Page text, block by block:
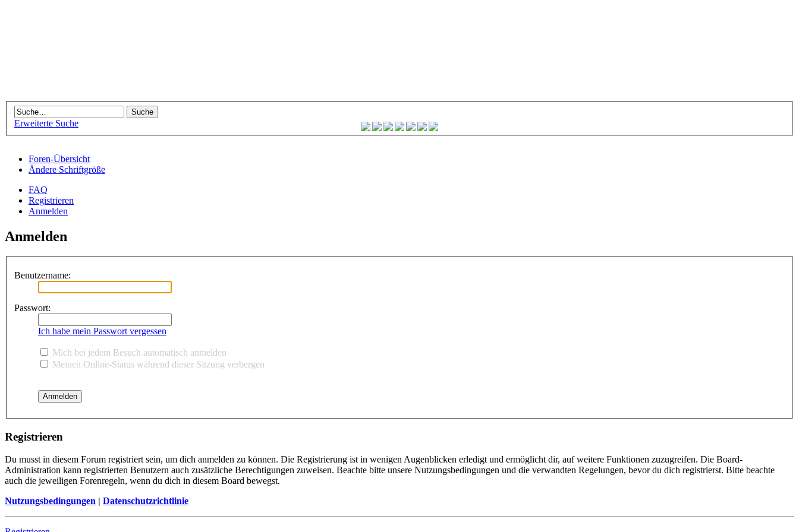
Erweiterte Suche
Foren-Übersicht
Ändere Schriftgröße
FAQ
Registrieren
Anmelden
Anmelden
Benutzername:
Passwort:
Ich habe mein Passwort vergessen
Mich bei jedem Besuch automatisch anmelden
Meinen Online-Status während dieser Sitzung verbergen
Registrieren
Du musst in diesem Forum registriert sein, um dich anmelden zu können. Die Registrierung ist in wenigen Augenblicken erledigt und ermöglicht dir, auf weitere Funktionen zuzugreifen. Die Board-
Administration kann registrierten Benutzern auch zusätzliche Berechtigungen zuweisen. Beachte bitte unsere Nutzungsbedingungen und die verwandten Regelungen, bevor du dich registrierst. Bitte beachte
auch die jeweiligen Forenregeln, wenn du dich in diesem Board bewegst.
Nutzungsbedingungen | Datenschutzrichtlinie